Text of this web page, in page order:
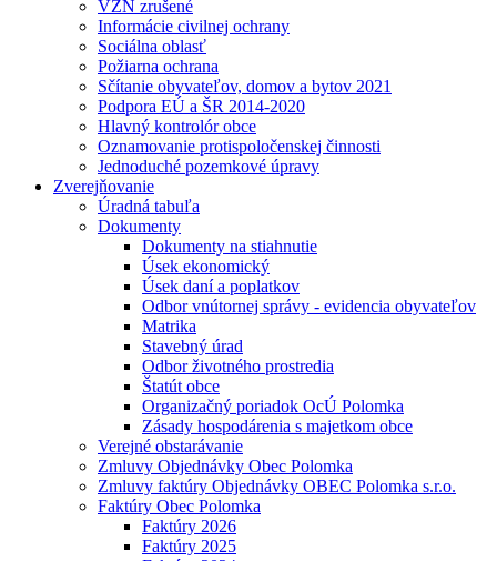
VZN zrušené
Informácie civilnej ochrany
Sociálna oblasť
Požiarna ochrana
Sčítanie obyvateľov, domov a bytov 2021
Podpora EÚ a ŠR 2014-2020
Hlavný kontrolór obce
Oznamovanie protispoločenskej činnosti
Jednoduché pozemkové úpravy
Zverejňovanie
Úradná tabuľa
Dokumenty
Dokumenty na stiahnutie
Úsek ekonomický
Úsek daní a poplatkov
Odbor vnútornej správy - evidencia obyvateľov
Matrika
Stavebný úrad
Odbor životného prostredia
Štatút obce
Organizačný poriadok OcÚ Polomka
Zásady hospodárenia s majetkom obce
Verejné obstarávanie
Zmluvy Objednávky Obec Polomka
Zmluvy faktúry Objednávky OBEC Polomka s.r.o.
Faktúry Obec Polomka
Faktúry 2026
Faktúry 2025